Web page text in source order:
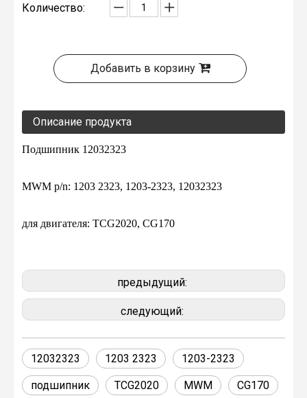
Количество:
Добавить в корзину
Описание продукта
Подшипник 12032323
MWM p/n: 1203 2323, 1203-2323, 12032323
для двигателя: TCG2020, CG170
предыдущий:
следующий:
12032323 1203 2323 1203-2323
подшипник TCG2020 MWM CG170